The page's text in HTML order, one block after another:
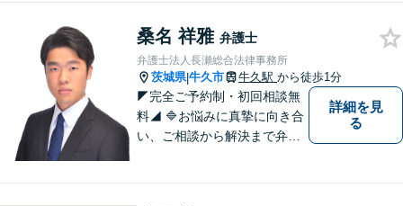
歩を踏み出しましょう。お気
軽にお問い合わせください。
桑名 祥雅 弁護士
弁護士法人長瀬総合法律事務所
茨城県|牛久市 牛久駅 から徒歩1分
◤完全ご予約制・初回相談無
料◢ 🔷お悩みに真摯に向き合
い、ご相談から解決まで弁護
詳細を見
る